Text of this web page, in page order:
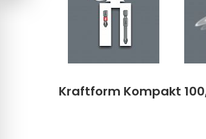
Kraftform Kompakt